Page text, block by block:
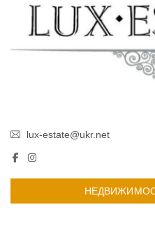
lux-estate@ukr.net